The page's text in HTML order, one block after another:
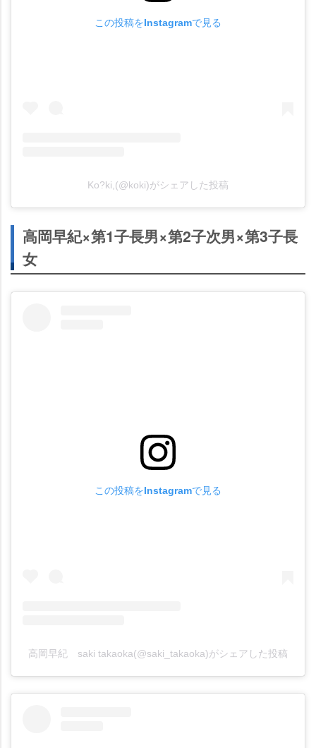
この投稿をInstagramで見る
Ko?ki,(@koki)がシェアした投稿
高岡早紀×第1子長男×第2子次男×第3子長
女
この投稿をInstagramで見る
高岡早紀 saki takaoka(@saki_takaoka)がシェアした投稿